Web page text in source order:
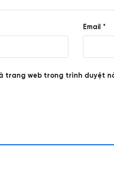
Email *
trang web trong trình duyệt